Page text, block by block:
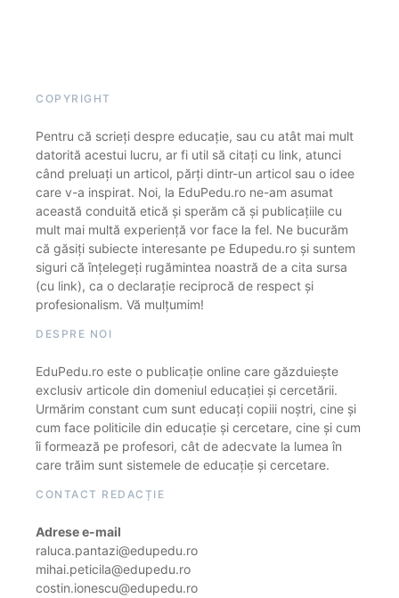
COPYRIGHT
Pentru că scrieți despre educație, sau cu atât mai mult
datorită acestui lucru, ar fi util să citați cu link, atunci
când preluați un articol, părți dintr-un articol sau o idee
care v-a inspirat. Noi, la EduPedu.ro ne-am asumat
această conduită etică și sperăm că și publicațiile cu
mult mai multă experiență vor face la fel. Ne bucurăm
că găsiți subiecte interesante pe Edupedu.ro și suntem
siguri că înțelegeți rugămintea noastră de a cita sursa
(cu link), ca o declarație reciprocă de respect și
profesionalism. Vă mulțumim!
DESPRE NOI
EduPedu.ro este o publicație online care găzduiește
exclusiv articole din domeniul educației și cercetării.
Urmărim constant cum sunt educați copiii noștri, cine și
cum face politicile din educație și cercetare, cine și cum
îi formează pe profesori, cât de adecvate la lumea în
care trăim sunt sistemele de educație și cercetare.
CONTACT REDACȚIE
Adrese e-mail
raluca.pantazi@edupedu.ro
mihai.peticila@edupedu.ro
costin.ionescu@edupedu.ro